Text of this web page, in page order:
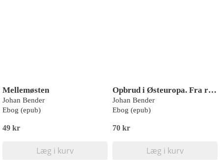
Mellemøsten
Johan Bender
Ebog (epub)
49 kr
Læg i kurv
Opbrud i Østeuropa. Fra revolution til revolution
Johan Bender
Ebog (epub)
70 kr
Læg i kurv